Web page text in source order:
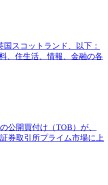
スコットランド、以下：
、住生活、情報、金融の各
公開買付け（TOB）が、
券取引所プライム市場に上